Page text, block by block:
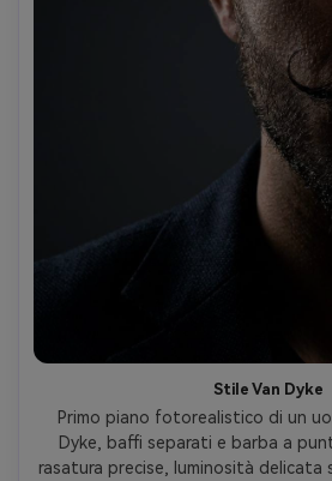
Stile Van Dyke
Primo piano fotorealistico di un
Dyke, baffi separati e barba a
rasatura precise, luminosità delicata